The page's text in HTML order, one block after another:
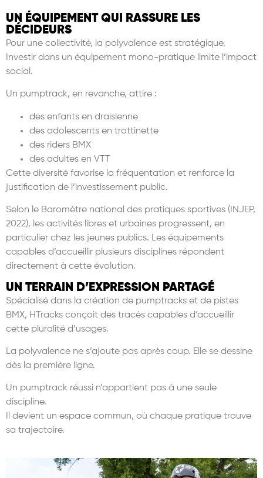
UN ÉQUIPEMENT QUI RASSURE LES
DÉCIDEURS
Pour une collectivité, la polyvalence est stratégique.
Investir dans un équipement mono-pratique limite l’impact
social.
Un pumptrack, en revanche, attire :
des enfants en draisienne
des adolescents en trottinette
des riders BMX
des adultes en VTT
Cette diversité favorise la fréquentation et renforce la
justification de l’investissement public.
Selon le Baromètre national des pratiques sportives (INJEP,
2022), les activités libres et urbaines progressent, en
particulier chez les jeunes publics. Les équipements
capables d’accueillir plusieurs disciplines répondent
directement à cette évolution.
UN TERRAIN D’EXPRESSION PARTAGÉ
Spécialisé dans la création de pumptracks et de pistes
BMX, HTracks conçoit des tracés capables d’accueillir
cette pluralité d’usages.
La polyvalence ne s’ajoute pas après coup. Elle se dessine
dès la première ligne.
Un pumptrack réussi n’appartient pas à une seule
discipline.
Il devient un espace commun, où chaque pratique trouve
sa trajectoire.